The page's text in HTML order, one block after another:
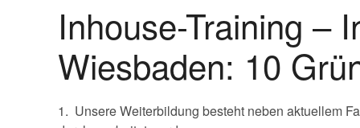
Inhouse-Training –
Wiesbaden: 10
1. Unsere Weiterbildung besteht neben aktuellem